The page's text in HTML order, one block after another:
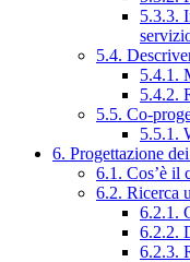
5.3.3.
5.4.
5.4.1.
5.4.2.
5.5. Co-
5.5.1.
6. Progettazione
6.1. Cos’è il
6.2. Ricerca
6.2.1.
6.2.2.
6.2.3.